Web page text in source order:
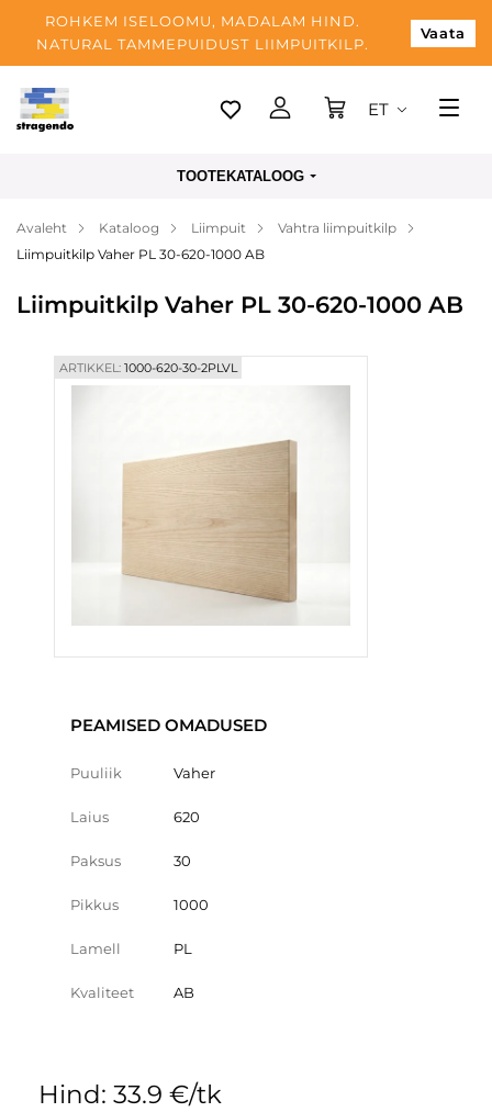
ROHKEM ISELOOMU, MADALAM HIND.
NATURAL TAMMEPUIDUST LIIMPUITKILP.
Vaata
Tallinn
Makse
Blogi
Kontaktid
ET
TOOTEKATALOOG
Avaleht Kataloog Liimpuit
Vahtra liimpuitkilp
Liimpuitkilp Vaher PL 30-620-1000 AB
Liimpuitkilp Vaher PL 30-620-1000 AB
ARTIKKEL:1000-620-30-2PLVL
PEAMISED OMADUSED
Puuliik Vaher
Laius 620
Paksus 30
Pikkus 1000
Lamell PL
Kvaliteet AB
Hind: 33.9 €/tk